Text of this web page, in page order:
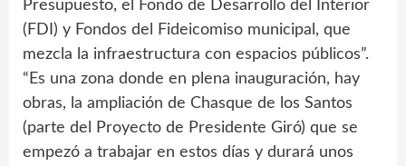
Presupuesto, el Fondo de Desarrollo del Interior
(FDI) y Fondos del Fideicomiso municipal, que
mezcla la infraestructura con espacios públicos”.
“Es una zona donde en plena inauguración, hay
obras, la ampliación de Chasque de los Santos
(parte del Proyecto de Presidente Giró) que se
empezó a trabajar en estos días y durará unos